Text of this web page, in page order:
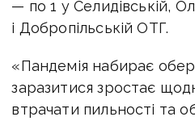
— по 1 у Селидівській,
і Добропільській ОТГ.
«Пандемія набирає
заразитися зростає
втрачати пильності та